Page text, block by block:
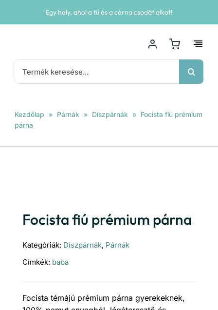
Egy hely, ahol a tű és a cérna csodát alkot!
Keresés...
Kezdőlap » Párnák » Díszpárnák » Focista fiú prémium
párna
Focista fiú prémium párna
Kategóriák: Díszpárnák, Párnák
Címkék: baba
Focista témájú prémium párna gyerekeknek,